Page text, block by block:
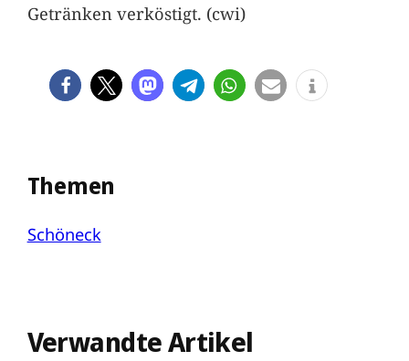
Getränken verköstigt. (cwi)
Themen
Schöneck
Verwandte Artikel